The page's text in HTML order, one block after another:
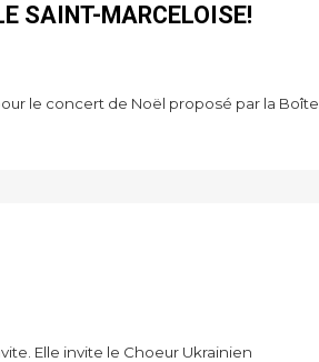
SAINT-MARCELOISE!
le concert de Noël proposé par la Boîte
Elle invite le Choeur Ukrainien